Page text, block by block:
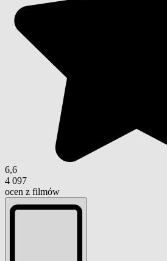
6,6
4 097
ocen z filmów